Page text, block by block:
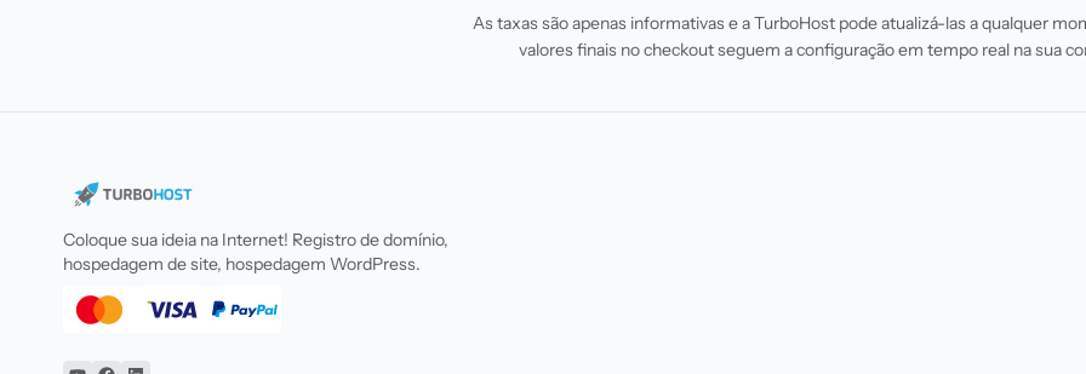
As taxas são apenas informativas e a TurboHost pode atualizá-las a qualquer
valores finais no checkout seguem a configuração em tempo real na sua
Coloque sua ideia na Internet! Registro de domínio,
hospedagem de site, hospedagem WordPress.